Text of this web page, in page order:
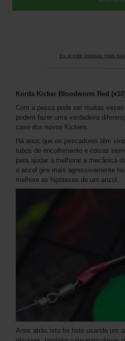
Eu vi este produto mais
Korda Kicker Bloodworm Red
Com a pesca pode ser muitas
podem fazer uma verdadeira
caso dos novos Kickers.
Há anos que os pescadores têm
tubos de encolhimento e coisas
para ajudar a melhorar a mecânica
o anzol gire mais agressivamente
melhore as hipóteses de um anzol.
Anos atrás isto foi feito usando um